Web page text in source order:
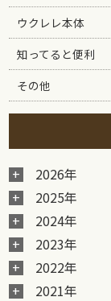
ウクレレ本体
知ってると便利
その他
2026年
2025年
2024年
2023年
2022年
2021年